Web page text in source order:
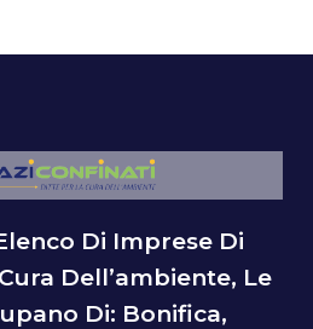
Di Imprese Di
Dell’ambiente, Le
Di: Bonifica,